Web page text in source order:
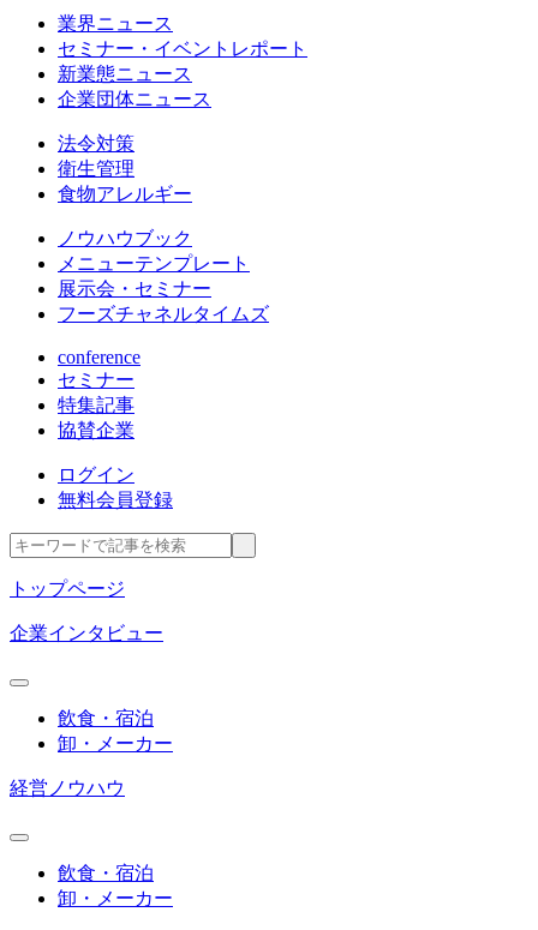
業界ニュース
セミナー・イベントレポート
新業態ニュース
企業団体ニュース
法令対策
衛生管理
食物アレルギー
ノウハウブック
メニューテンプレート
展示会・セミナー
フーズチャネルタイムズ
conference
セミナー
特集記事
協賛企業
ログイン
無料会員登録
トップページ
企業インタビュー
飲食・宿泊
卸・メーカー
経営ノウハウ
飲食・宿泊
卸・メーカー